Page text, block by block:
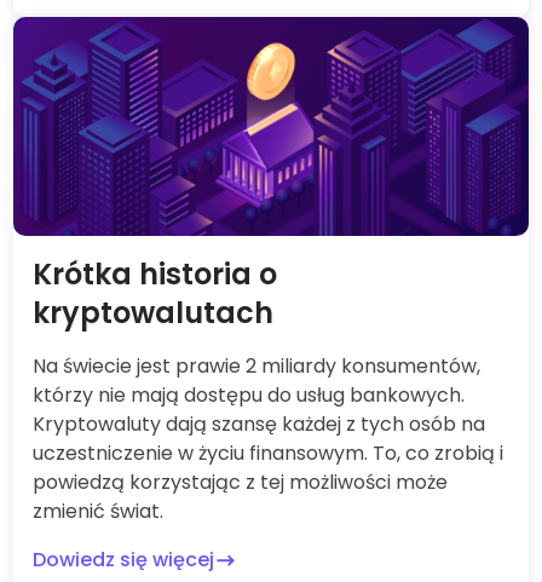
Krótka historia o
kryptowalutach
Na świecie jest prawie 2 miliardy konsumentów,
którzy nie mają dostępu do usług bankowych.
Kryptowaluty dają szansę każdej z tych osób na
uczestniczenie w życiu finansowym. To, co zrobią i
powiedzą korzystając z tej możliwości może
zmienić świat.
Dowiedz się więcej